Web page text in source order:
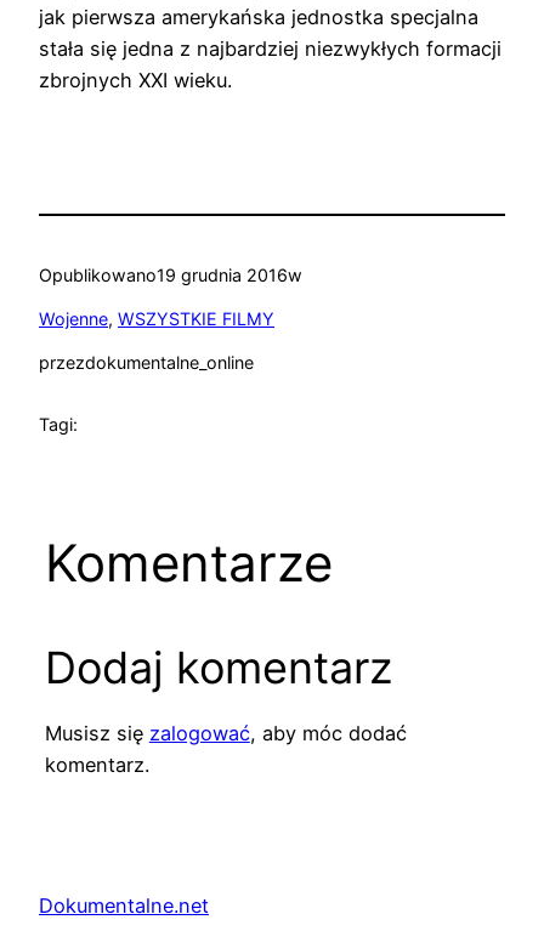
jak pierwsza amerykańska jednostka specjalna
stała się jedna z najbardziej niezwykłych formacji
zbrojnych XXI wieku.
Opublikowano19 grudnia 2016w
Wojenne, WSZYSTKIE FILMY
przezdokumentalne_online
Tagi:
Komentarze
Dodaj komentarz
Musisz się zalogować, aby móc dodać
komentarz.
Dokumentalne.net